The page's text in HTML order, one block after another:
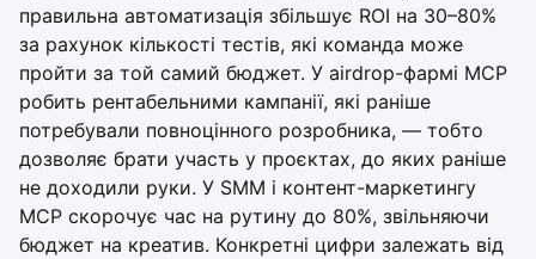
правильна автоматизація збільшує ROI на 30–80%
за рахунок кількості тестів, які команда може
пройти за той самий бюджет. У airdrop-фармі MCP
робить рентабельними кампанії, які раніше
потребували повноцінного розробника, — тобто
дозволяє брати участь у проєктах, до яких раніше
не доходили руки. У SMM і контент-маркетингу
MCP скорочує час на рутину до 80%, звільняючи
бюджет на креатив. Конкретні цифри залежать від